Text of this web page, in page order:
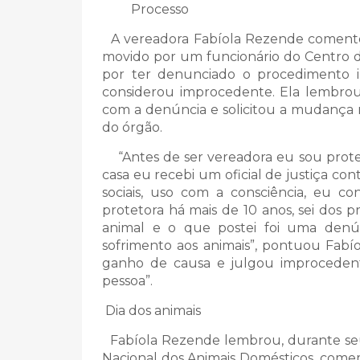
Processo
A vereadora Fabíola Rezende
movido por um funcionário do Centro
por ter denunciado o procedimento
considerou improcedente. Ela
com a denúncia e solicitou a
do órgão.
“Antes de ser vereadora eu sou
casa eu recebi um oficial de justiça
sociais, uso com a consciência, eu
protetora há mais de 10 anos, sei dos
animal e o que postei foi uma
sofrimento aos animais”, pontuou
ganho de causa e julgou
pessoa”.
Dia dos animais
Fabíola Rezende lembrou, durante